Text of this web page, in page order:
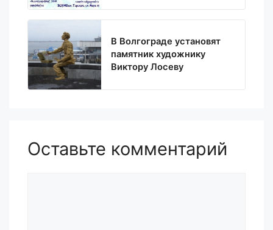
В Волгограде установят
памятник художнику
Виктору Лосеву
Оставьте комментарий